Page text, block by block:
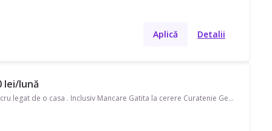
Aplică Detalii
lei/lună
Caut un loc de munca cu sau fara Contract . Menaj ! DACA AVETI NEVOIE . . Apel .fac orice lucru legat de o casa . Inclusiv Mancare Gatita la cerere Curatenie Generala .